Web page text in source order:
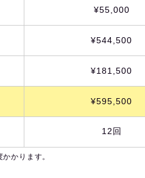
¥55,000
¥544 ,500
¥181,500
¥595,500
12回
かります。